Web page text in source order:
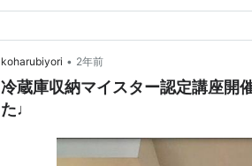
イントはカテゴリ分け！ 肉・魚（下味冷凍
koharubiyori • 2年前
冷蔵庫収納マイスター認定講座開
た♩